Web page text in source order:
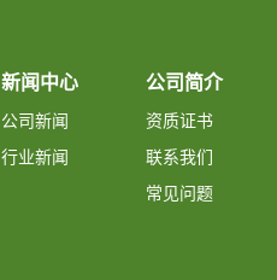
新闻中心
公司新闻
行业新闻
公司简介
资质证书
联系我们
常见问题